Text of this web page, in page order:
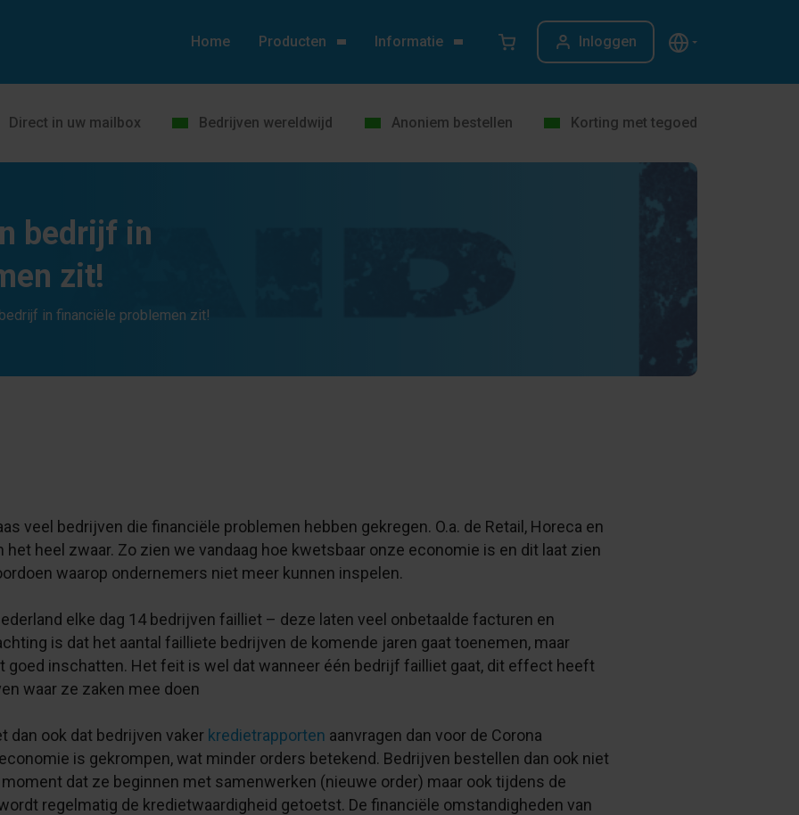
Home Producten Informatie Inloggen
Direct in uw mailbox Bedrijven wereldwijd Anoniem bestellen Korting met tegoed
bedrijf in
zit!
in financiële problemen zit!
veel bedrijven die financiële problemen hebben gekregen. O.a. de Retail, Horeca en
heel zwaar. Zo zien we vandaag hoe kwetsbaar onze economie is en dit laat zien
waarop ondernemers niet meer kunnen inspelen.
elke dag 14 bedrijven failliet – deze laten veel onbetaalde facturen en
is dat het aantal failliete bedrijven de komende jaren gaat toenemen, maar
goed inschatten. Het feit is wel dat wanneer één bedrijf failliet gaat, dit effect heeft
waar ze zaken mee doen
dan ook dat bedrijven vaker kredietrapporten aanvragen dan voor de Corona
is gekrompen, wat minder orders betekend. Bedrijven bestellen dan ook niet
dat ze beginnen met samenwerken (nieuwe order) maar ook tijdens de
regelmatig de kredietwaardigheid getoetst. De financiële omstandigheden van